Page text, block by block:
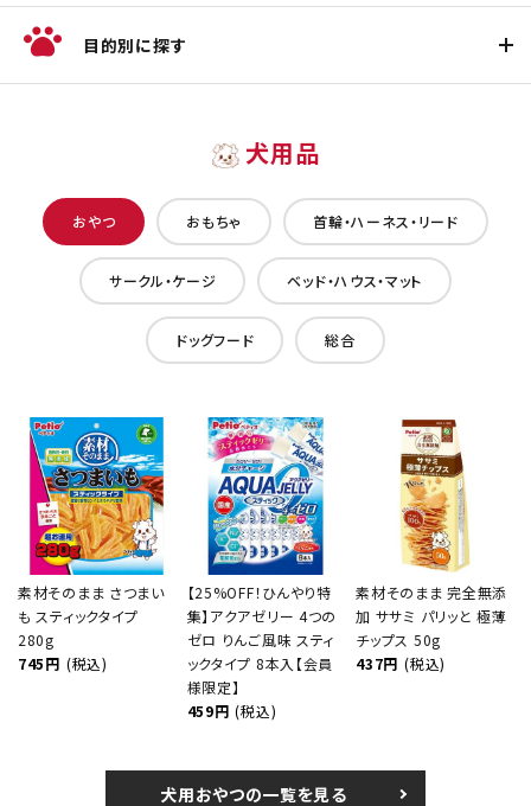
目的別に探す
犬用品
おやつ おもちゃ 首輪・ハーネス・リード
サークル・ケージ ベッド・ハウス・マット
ドッグフード 総合
素材そのまま さつまい
も スティックタイプ
280g
745円 (税込)
【25%OFF！ひんやり特
集】アクアゼリー 4つの
ゼロ りんご風味 スティ
ックタイプ 8本入【会員
様限定】
459円 (税込)
素材そのまま 完全無添
加 ササミ パリッと 極薄
チップス 50g
437円 (税込)
犬用おやつの一覧を見る